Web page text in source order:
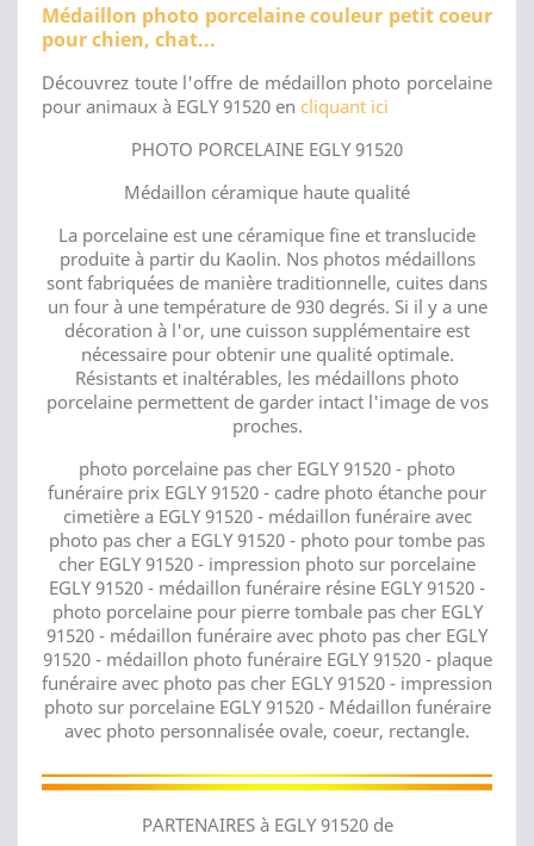
Médaillon photo porcelaine couleur petit coeur
pour chien, chat...
Découvrez toute l'offre de médaillon photo porcelaine
pour animaux à EGLY 91520 en cliquant ici
PHOTO PORCELAINE EGLY 91520
Médaillon céramique haute qualité
La porcelaine est une céramique fine et translucide
produite à partir du Kaolin. Nos photos médaillons
sont fabriquées de manière traditionnelle, cuites dans
un four à une température de 930 degrés. Si il y a une
décoration à l'or, une cuisson supplémentaire est
nécessaire pour obtenir une qualité optimale.
Résistants et inaltérables, les médaillons photo
porcelaine permettent de garder intact l'image de vos
proches.
photo porcelaine pas cher EGLY 91520 - photo
funéraire prix EGLY 91520 - cadre photo étanche pour
cimetière a EGLY 91520 - médaillon funéraire avec
photo pas cher a EGLY 91520 - photo pour tombe pas
cher EGLY 91520 - impression photo sur porcelaine
EGLY 91520 - médaillon funéraire résine EGLY 91520 -
photo porcelaine pour pierre tombale pas cher EGLY
91520 - médaillon funéraire avec photo pas cher EGLY
91520 - médaillon photo funéraire EGLY 91520 - plaque
funéraire avec photo pas cher EGLY 91520 - impression
photo sur porcelaine EGLY 91520 - Médaillon funéraire
avec photo personnalisée ovale, coeur, rectangle.
PARTENAIRES à EGLY 91520 de